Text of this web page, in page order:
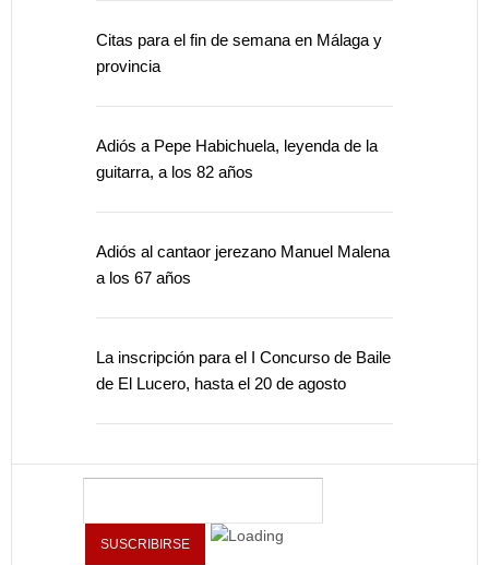
Citas para el fin de semana en Málaga y
provincia
Adiós a Pepe Habichuela, leyenda de la
guitarra, a los 82 años
Adiós al cantaor jerezano Manuel Malena
a los 67 años
La inscripción para el I Concurso de Baile
de El Lucero, hasta el 20 de agosto